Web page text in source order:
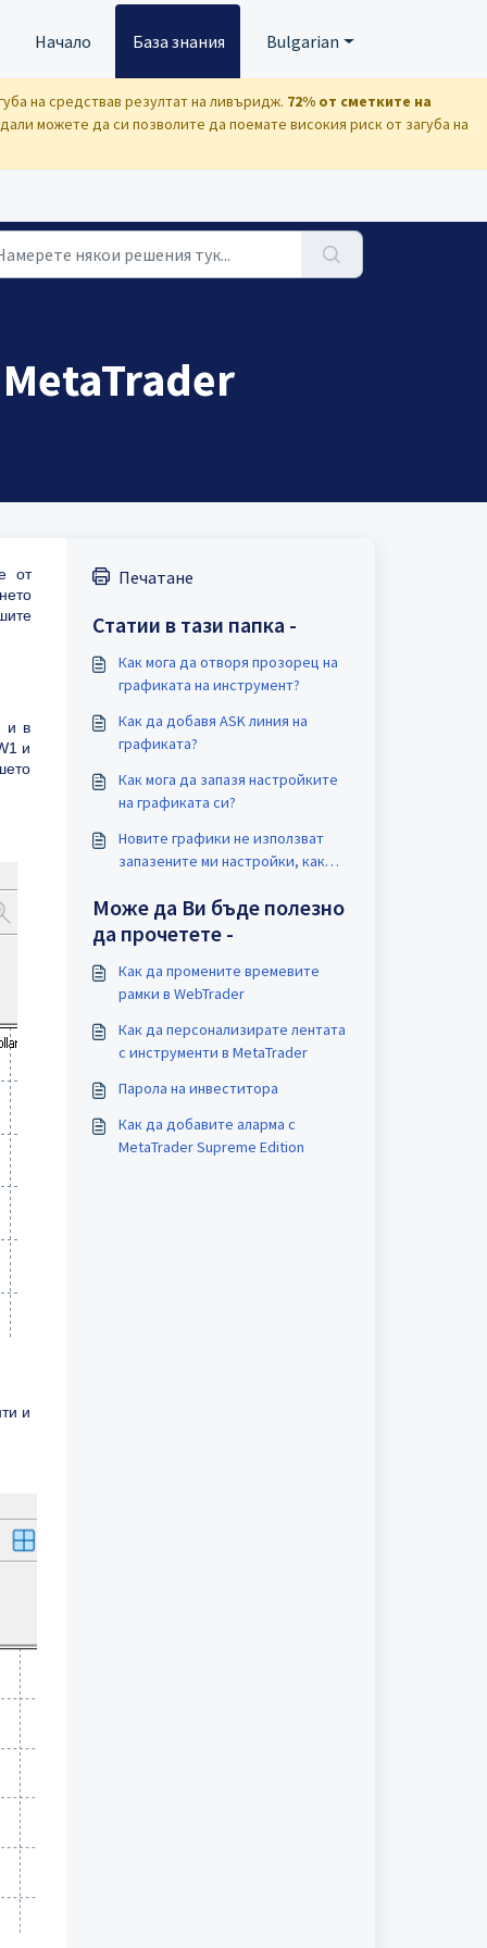
Начало База знания Bulgarian
на средствав резултат на ливъридж. 72% от сметките на
можете да си позволите да поемате високия риск от загуба на
от
и в
и
и
Печатане
Статии в тази папка -
Как мога да отворя прозорец на
графиката на инструмент?
Как да добавя ASK линия на
графиката?
Как мога да запазя настройките
на графиката си?
Новите графики не използват
запазените ми настройки, как
Може да Ви бъде полезно
да прочетете -
Как да промените времевите
рамки в WebTrader
Как да персонализирате лентата
с инструменти в MetaTrader
Парола на инвеститора
Как да добавите аларма с
MetaTrader Supreme Edition